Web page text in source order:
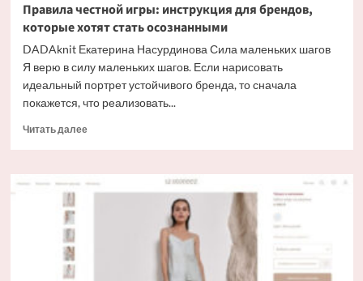
Правила честной игры: инструкция для брендов,
которые хотят стать осознанными
DADAknit Екатерина Насурдинова Сила маленьких шагов
Я верю в силу маленьких шагов. Если нарисовать
идеальный портрет устойчивого бренда, то сначала
покажется, что реализовать...
Читать далееПрочитать
честной